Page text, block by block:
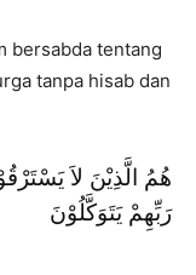
bersabda tentang
tanpa hisab dan
هُمُ الَّذِيْنَ لاَ
رَبِّهِمْ يَتَوَكَّلُوْنَ